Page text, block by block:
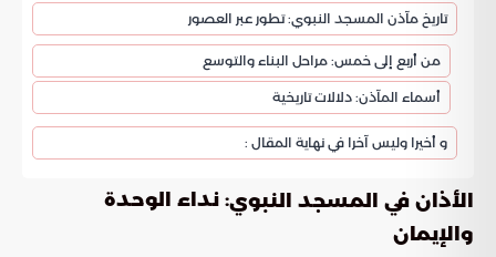
تاريخ مآذن المسجد النبوي: تطور عبر العصور
من أربع إلى خمس: مراحل البناء والتوسع
أسماء المآذن: دلالات تاريخية
و أخيرا وليس آخرا في نهاية المقال :
الأذان في المسجد النبوي: نداء الوحدة
والإيمان